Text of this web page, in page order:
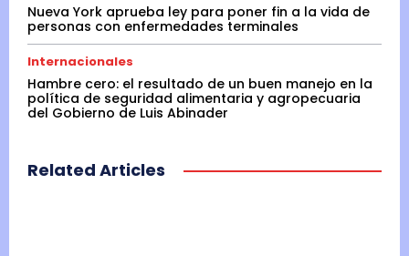
Nueva York aprueba ley para poner fin a la vida de
personas con enfermedades terminales
Internacionales
Hambre cero: el resultado de un buen manejo en la
política de seguridad alimentaria y agropecuaria
del Gobierno de Luis Abinader
Related Articles